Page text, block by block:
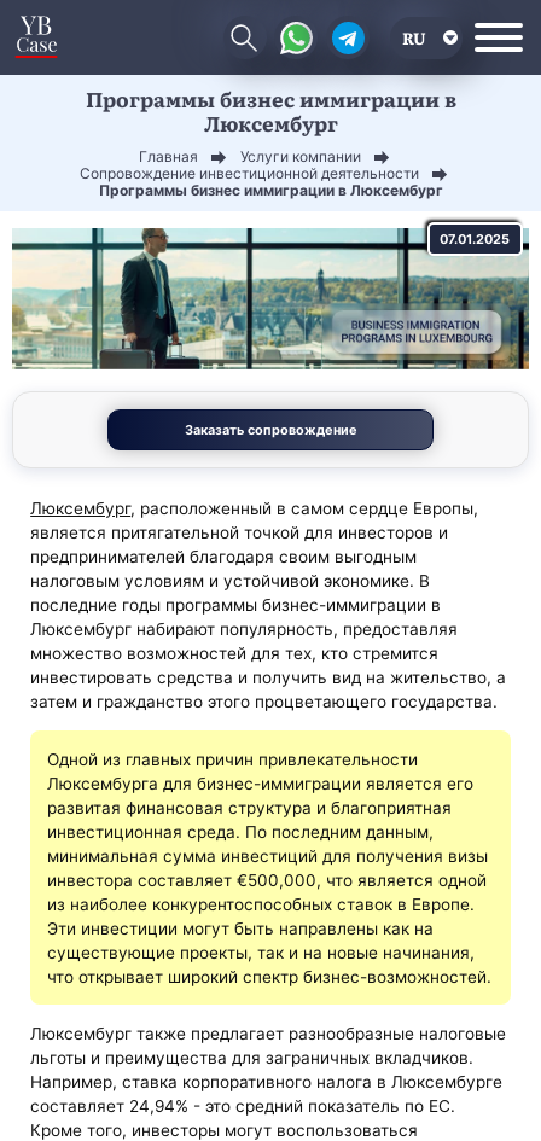
RU
Программы бизнес иммиграции в
Люксембург
Главная
Услуги компании
Сопровождение инвестиционной деятельности
Программы бизнес иммиграции в Люксембург
07.01.2025
Заказать сопровождение
Люксембург, расположенный в самом сердце Европы,
является притягательной точкой для инвесторов и
предпринимателей благодаря своим выгодным
налоговым условиям и устойчивой экономике. В
последние годы программы бизнес-иммиграции в
Люксембург набирают популярность, предоставляя
множество возможностей для тех, кто стремится
инвестировать средства и получить вид на жительство, а
затем и гражданство этого процветающего государства.
Одной из главных причин привлекательности
Люксембурга для бизнес-иммиграции является его
развитая финансовая структура и благоприятная
инвестиционная среда. По последним данным,
минимальная сумма инвестиций для получения визы
инвестора составляет €500,000, что является одной
из наиболее конкурентоспособных ставок в Европе.
Эти инвестиции могут быть направлены как на
существующие проекты, так и на новые начинания,
что открывает широкий спектр бизнес-возможностей.
Люксембург также предлагает разнообразные налоговые
льготы и преимущества для заграничных вкладчиков.
Например, ставка корпоративного налога в Люксембурге
составляет 24,94% - это средний показатель по ЕС.
Кроме того, инвесторы могут воспользоваться